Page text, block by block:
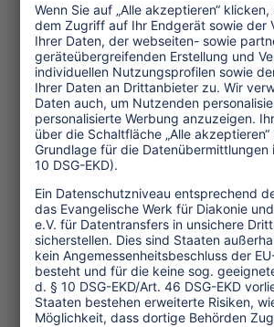
Themen
Tourismuspolitik
Kultur und Religion
Umwelt und Klima
Wirtschaft
Menschenrechte
Unternehmensverantwortung